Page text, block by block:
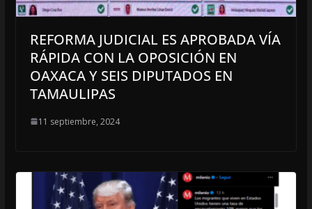
REFORMA JUDICIAL ES APROBADA VÍA
RÁPIDA CON LA OPOSICIÓN EN
OAXACA Y SEIS DIPUTADOS EN
TAMAULIPAS
11 septiembre, 2024